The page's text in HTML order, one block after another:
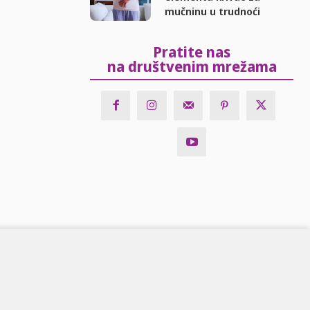
mučninu u trudnoći
Pratite nas
na društvenim mrežama